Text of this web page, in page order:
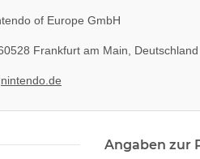
of Europe GmbH
Frankfurt am Main, Deutschland
Angaben zur